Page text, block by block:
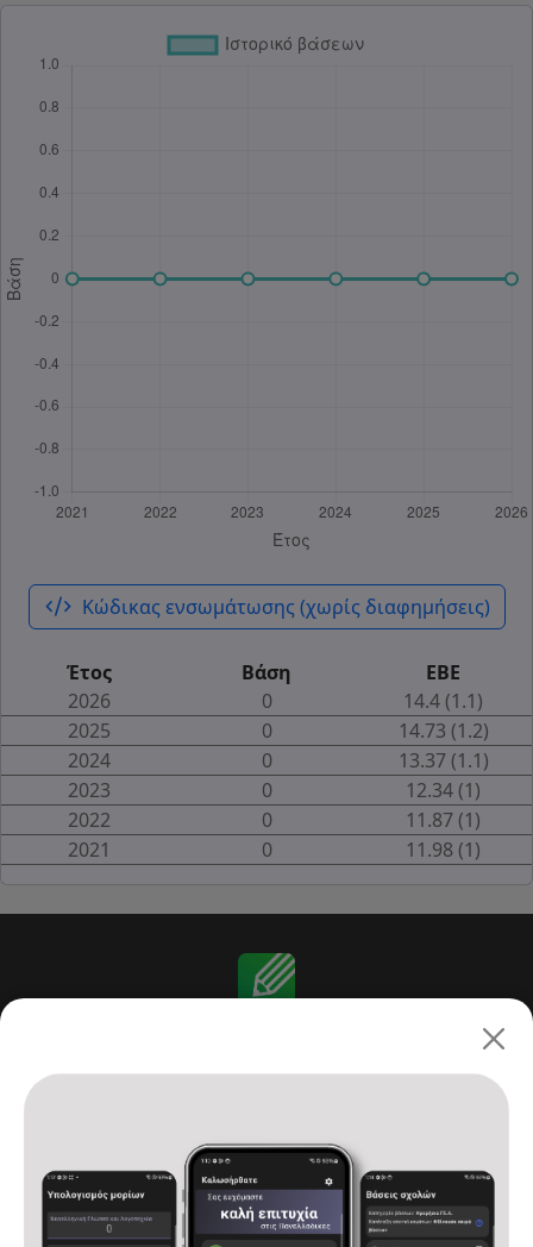
code_xml Κώδικας ενσωμάτωσης (χωρίς διαφημήσεις)
Έτος Βάση
ΕΒΕ
2026
0
14.4 (1.1)
2025
0
14.73 (1.2)
2024
0
13.37 (1.1)
2023
0
12.34 (1)
2022
0
11.87 (1)
2021
0 11.98 (1)
Αρχική
Υπολογισμός μορίων